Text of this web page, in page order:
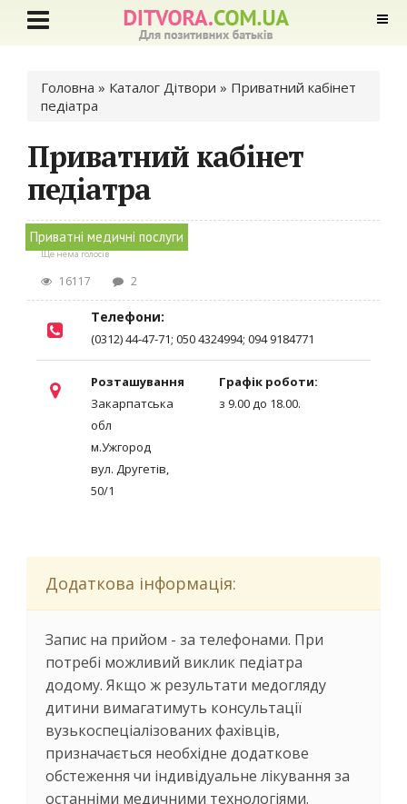
Ви є тут
Головна » Каталог Дітвори » Приватний кабінет
педіатра
Приватний кабінет
педіатра
Приватні медичні послуги
Ще нема голосів
16117 2
Телефони:
(0312) 44-47-71; 050 4324994; 094 9184771
Розташування
Закарпатська
обл
м.Ужгород
вул. Другетів,
50/1
Графік роботи:
з 9.00 до 18.00.
Додаткова інформація:
Запис на прийом - за телефонами. При
потребі можливий виклик педіатра
додому. Якщо ж результати медогляду
дитини вимагатимуть консультації
вузькоспеціалізованих фахівців,
призначається необхідне додаткове
обстеження чи індивідуальне лікування за
останніми медичними технологіями.